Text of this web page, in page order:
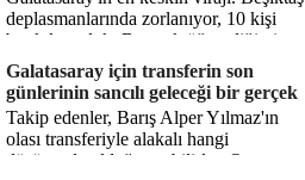
deplasmanlarında zorlanıyor, 10 kişi
bırakılıyorduk. Bu artık öğrendiğimiz
bir gerçek. Sane...
Galatasaray için transferin son
günlerinin sancılı geleceği bir gerçek
Takip edenler, Barış Alper Yılmaz'ın
olası transferiyle alakalı hangi
düşüncede olduğumu bilirler. O